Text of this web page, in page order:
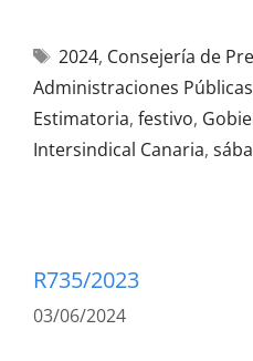
2024, Consejería de
Administraciones
Estimatoria, festivo,
Intersindical Canaria,
R735/2023
03/06/2024